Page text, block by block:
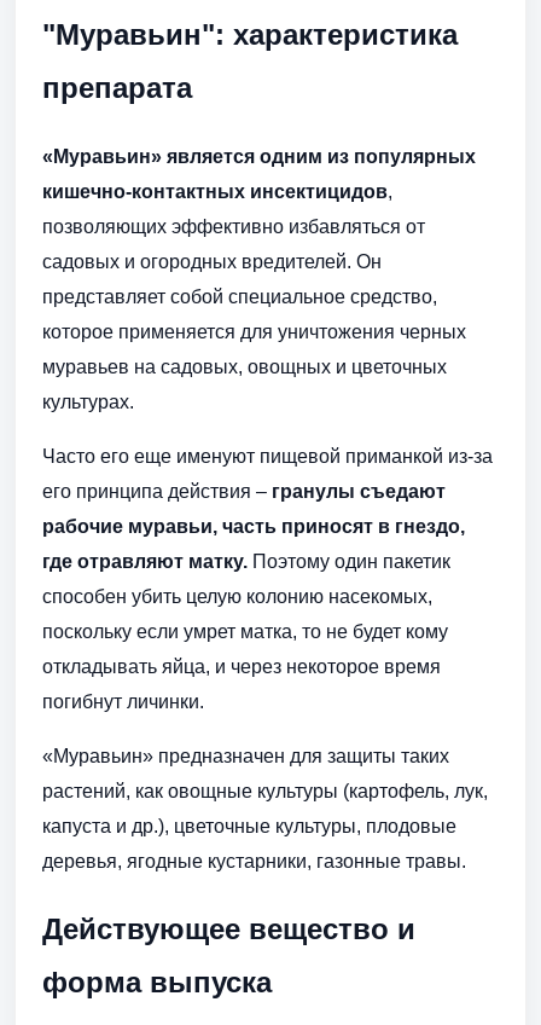
"Муравьин": характеристика
препарата
«Муравьин» является одним из популярных
кишечно-контактных инсектицидов,
позволяющих эффективно избавляться от
садовых и огородных вредителей. Он
представляет собой специальное средство,
которое применяется для уничтожения черных
муравьев на садовых, овощных и цветочных
культурах.
Часто его еще именуют пищевой приманкой из-за
его принципа действия – гранулы съедают
рабочие муравьи, часть приносят в гнездо,
где отравляют матку. Поэтому один пакетик
способен убить целую колонию насекомых,
поскольку если умрет матка, то не будет кому
откладывать яйца, и через некоторое время
погибнут личинки.
«Муравьин» предназначен для защиты таких
растений, как овощные культуры (картофель, лук,
капуста и др.), цветочные культуры, плодовые
деревья, ягодные кустарники, газонные травы.
Действующее вещество и
форма выпуска